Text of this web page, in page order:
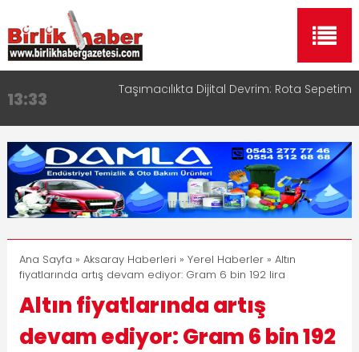
13:33 Taşımacılıkta Dijital Devrim: Rota Sepetim
17:15
Aksaray OSB Bölge Müdürü Makam Koltuğunu
Çocuklara Bıraktı
16:00
Aksaray Esnaf Rehberi ile Google ve Yapay Zeka
Aramalarında Öne Çıkın
8:23 Aksaray Esnaf Rehberi Hizmete Girdi
11:30
Birlikhaber.com Yayın Hayatına Başladı | Hızlı ve
Akıllı Haber Platformu
Ana Sayfa » Aksaray Haberleri » Yerel Haberler» Altın
fiyatlarında artış devam ediyor: Gram 6 bin 192 lira
Altın fiyatlarında artış
devam ediyor: Gram 6 bin 192